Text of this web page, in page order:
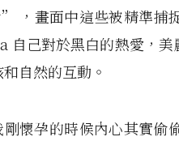
，畫面中這些被精準捕
自己對於黑白的熱愛，
自然的互動。
剛懷孕的時候內心其實